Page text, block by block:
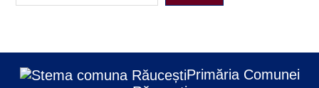
Primăria Comunei